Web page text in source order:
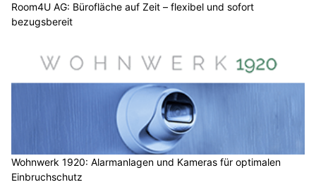
Room4U AG: Bürofläche auf Zeit – flexibel und sofort
bezugsbereit
Wohnwerk 1920: Alarmanlagen und Kameras für optimalen
Einbruchschutz